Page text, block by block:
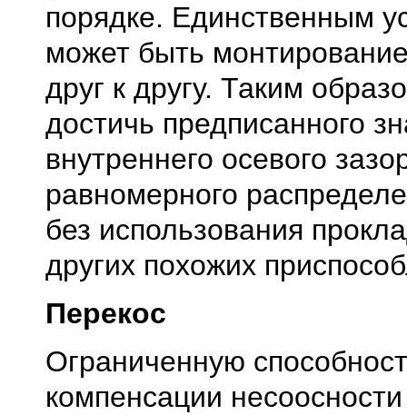
порядке. Единственным
может быть
друг к другу. Таким
достичь предписанного
внутреннего осевого
равномерного
без использования
других похожих
Перекос
Ограниченную
компенсации